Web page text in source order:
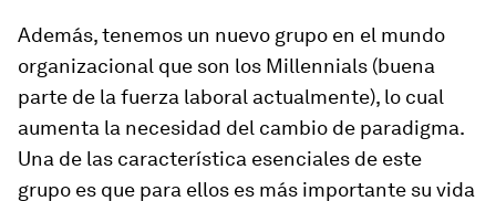
Además, tenemos un nuevo grupo en el mundo
organizacional que son los Millennials (buena
parte de la fuerza laboral actualmente), lo cual
aumenta la necesidad del cambio de paradigma.
Una de las característica esenciales de este
grupo es que para ellos es más importante su vida